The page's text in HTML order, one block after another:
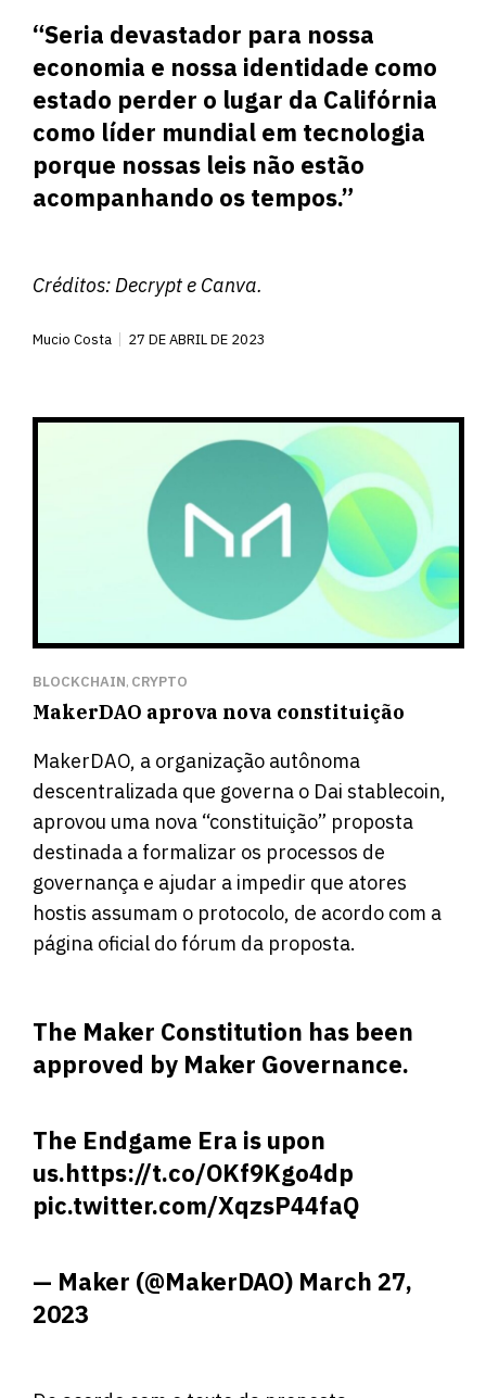
“Seria devastador para nossa
economia e nossa identidade como
estado perder o lugar da Califórnia
como líder mundial em tecnologia
porque nossas leis não estão
acompanhando os tempos.”
Créditos:Decrypte Canva.
Mucio Costa 27 DE ABRIL DE 2023
BLOCKCHAIN, CRYPTO
MakerDAO aprova nova constituição
MakerDAO, a organização autônoma
descentralizada que governa o Dai stablecoin,
aprovou uma nova “constituição” proposta
destinada a formalizar os processos de
governança e ajudar a impedir que atores
hostis assumam o protocolo, de acordo com a
página oficial do fórum da proposta.
The Maker Constitution has been
approved by Maker Governance.
The Endgame Era is upon
us.https://t.co/OKf9Kgo4dp
pic.twitter.com/XqzsP44faQ
— Maker (@MakerDAO) March 27,
2023